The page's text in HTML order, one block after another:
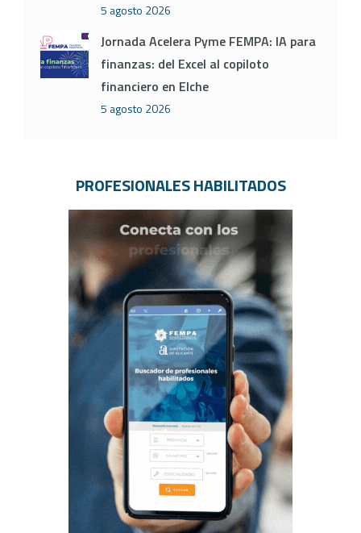
5 agosto 2026
Jornada Acelera Pyme FEMPA: IA para
finanzas: del Excel al copiloto
financiero en Elche
5 agosto 2026
PROFESIONALES HABILITADOS